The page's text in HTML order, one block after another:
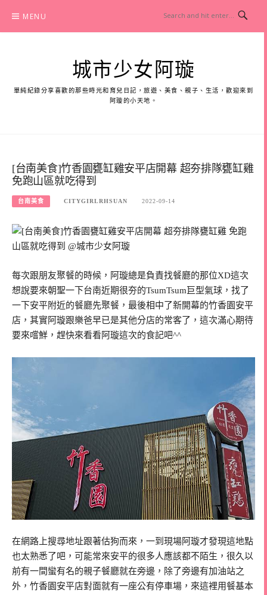
content
MENU
城市少女阿璇
單純紀錄分享喜歡的那些時光和育兒日記，旅遊、美食、親子、生活，歡迎來到
阿璇的小天地。
[台南美食]竹香園甕缸雞安平店開幕 超夯排隊甕缸雞
免跑山區就吃得到
台南美食 CITYGIRLRHSUAN 2022-09-14
每次跟朋友聚餐的時候，阿璇總是負責找餐廳的那位XD這次
想說要來朝聖一下台南近期很夯的TsumTsum巨型氣球，找了
一下安平附近的餐廳先聚餐，最後相中了新開幕的竹香園安平
店，其實阿璇跟樂爸早已是其他分店的常客了，這次滿心期待
要來嚐鮮，趕快來看看阿璇這次的食記吧^^
在網路上搜尋地址跟著估狗而來，一到現場阿璇才發現這地點
也太熟悉了吧，可能常來安平的很多人應該都不陌生，很久以
前有一間蠻有名的親子餐廳就在旁邊，除了旁邊有加油站之
外，竹香園安平店對面就有一座公有停車場，來這裡用餐基本